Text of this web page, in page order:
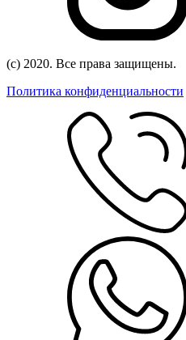
(с) 2020. Все права защищены.
Политика конфиденциальности